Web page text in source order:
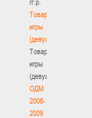
гг.р.
Товарищеские
игры
(девушки)
Товарищеские
игры
(девушки)
ОДМ
2008-
2009